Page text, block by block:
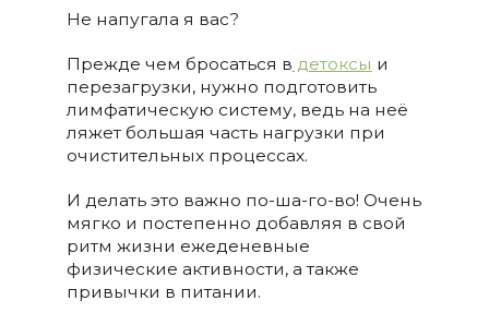
Не напугала я вас?
Прежде чем бросаться в детоксы и
перезагрузки, нужно подготовить
лимфатическую систему, ведь на неё
ляжет большая часть нагрузки при
очистительных процессах.
И делать это важно по-ша-го-во! Очень
мягко и постепенно добавляя в свой
ритм жизни ежеденевные
физические активности, а также
привычки в питании.